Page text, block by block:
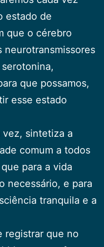
estado de
que o cérebro
neurotransmissores
que possamos,
esse estado
sintetiza a
comum a todos
para a vida
necessário, e para
tranquila e a
registrar que no